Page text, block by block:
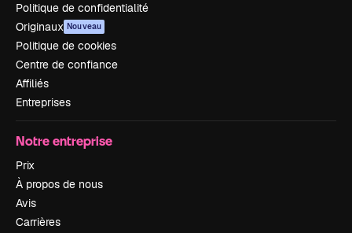
Politique de confidentialité
Originaux Nouveau
Politique de cookies
Centre de confiance
Affiliés
Entreprises
Notre entreprise
Prix
À propos de nous
Avis
Carrières